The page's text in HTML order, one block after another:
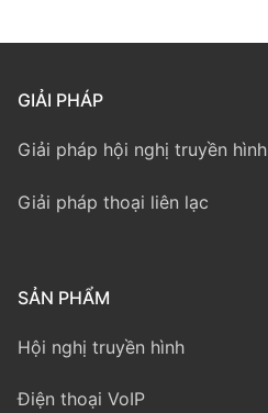
GIẢI PHÁP
Giải pháp hội nghị truyền hình
Giải pháp thoại liên lạc
SẢN PHẨM
Hội nghị truyền hình
Điện thoại VoIP